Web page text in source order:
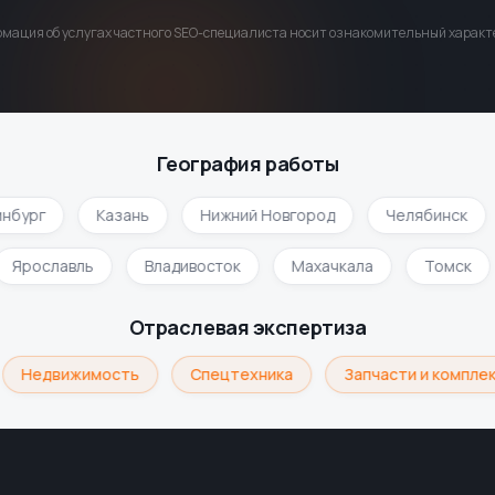
об услугах частного SEO-специалиста носит ознакомительный
География работы
Казань Нижний Новгород Челябинск
Ярославль Владивосток Махачкала Томск
Отраслевая экспертиза
Недвижимость Спецтехника Запчасти и